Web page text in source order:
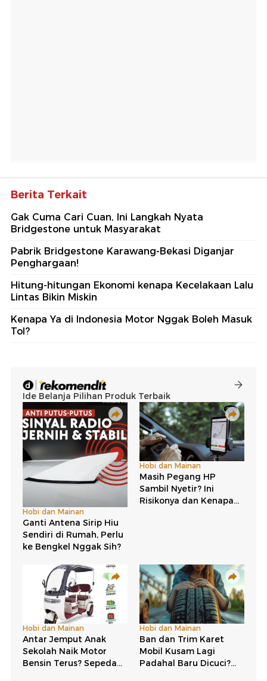
Berita Terkait
Gak Cuma Cari Cuan, Ini Langkah Nyata
Bridgestone untuk Masyarakat
Pabrik Bridgestone Karawang-Bekasi Diganjar
Penghargaan!
Hitung-hitungan Ekonomi kenapa Kecelakaan Lalu
Lintas Bikin Miskin
Kenapa Ya di Indonesia Motor Nggak Boleh Masuk
Tol?